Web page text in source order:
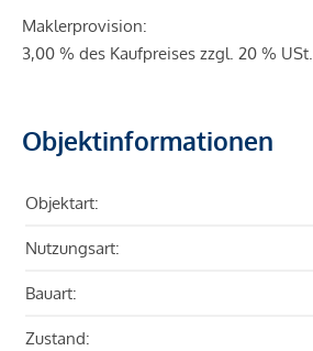
Maklerprovision:
3,00 % des Kaufpreises zzgl. 20 % USt.
Objektinformationen
Objektart:
Nutzungsart:
Bauart:
Zustand: